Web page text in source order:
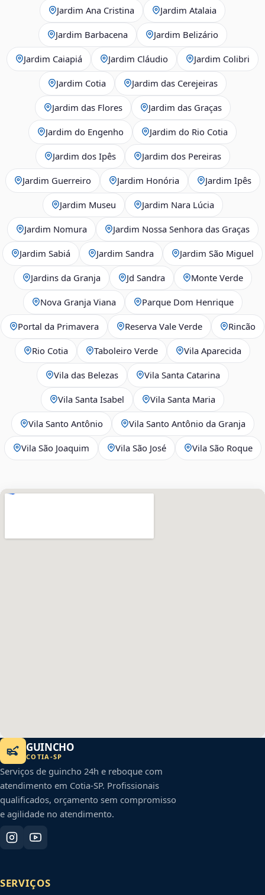
Jardim Ana Cristina Jardim Atalaia
Jardim Barbacena Jardim Belizário
Jardim Caiapiá Jardim Cláudio Jardim Colibri
Jardim Cotia Jardim das Cerejeiras
Jardim das Flores Jardim das Graças
Jardim do Engenho Jardim do Rio Cotia
Jardim dos Ipês Jardim dos Pereiras
Jardim Guerreiro Jardim Honória Jardim Ipês
Jardim Museu Jardim Nara Lúcia
Jardim Nomura Jardim Nossa Senhora das Graças
Jardim Sabiá Jardim Sandra Jardim São Miguel
Jardins da Granja Jd Sandra Monte Verde
Nova Granja Viana Parque Dom Henrique
Portal da Primavera Reserva Vale Verde Rincão
Rio Cotia Taboleiro Verde Vila Aparecida
Vila das Belezas Vila Santa Catarina
Vila Santa Isabel Vila Santa Maria
Vila Santo Antônio Vila Santo Antônio da Granja
Vila São Joaquim Vila São José Vila São Roque
GUINCHO
COTIA -SP
Serviços de guincho 24h e reboque com
atendimento em Cotia-SP. Profissionais
qualificados, orçamento sem compromisso
e agilidade no atendimento.
SERVIÇOS